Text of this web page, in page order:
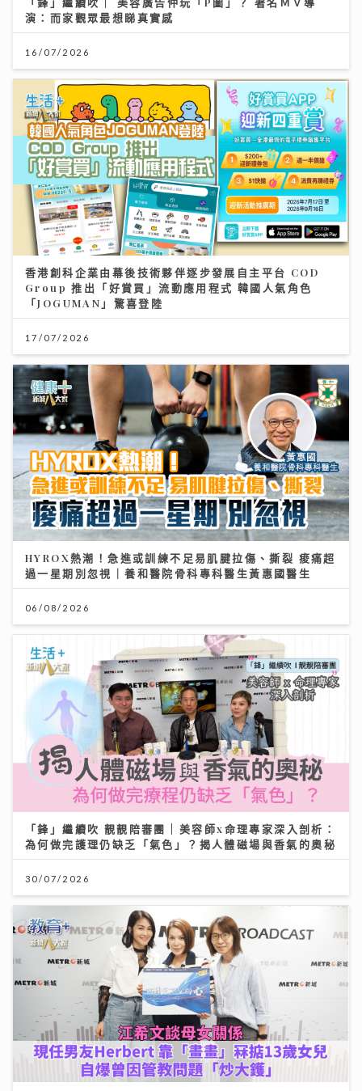
演：而家觀眾最想睇真實感
16/07/2026
香港創科企業由幕後技術夥伴逐步發展自主平台 COD
Group 推出「好賞買」流動應用程式 韓國人氣角色
「JOGUMAN」驚喜登陸
17/07/2026
HYROX熱潮！急進或訓練不足易肌腱拉傷、撕裂 痠痛超
過一星期別忽視｜養和醫院骨科專科醫生黃惠國醫生
06/08/2026
「鋒」繼續吹 靚靚陪審團 | 美容師x命理專家深入剖析：
為何做完護理仍缺乏「氣色」？揭人體磁場與香氣的奧秘
30/07/2026